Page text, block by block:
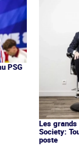
PSG
Les
Society:
poste